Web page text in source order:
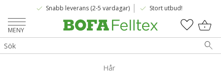
Meny
done Snabb leverans (2-5 vardagar) done Stort utbud!
Hår